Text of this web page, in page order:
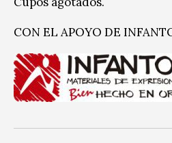
CON EL APOYO DE